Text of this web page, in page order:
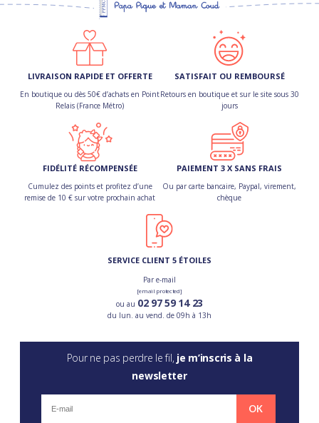
LIVRAISON RAPIDE ET OFFERTE
En boutique ou dès 50€ d’achats en Point
Relais (France Métro)
SATISFAIT OU REMBOURSÉ
Retours en boutique et sur le site sous 30
jours
FIDÉLITÉ RÉCOMPENSÉE
Cumulez des points et profitez d’une
remise de 10 € sur votre prochain achat
PAIEMENT 3 X SANS FRAIS
Ou par carte bancaire, Paypal, virement,
chèque
SERVICE CLIENT 5 ÉTOILES
Par e-mail
[email protected]
ou au 02 97 59 14 23
du lun. au vend. de 09h à 13h
Pour ne pas perdre le fil, je m’inscris à la
newsletter
OK